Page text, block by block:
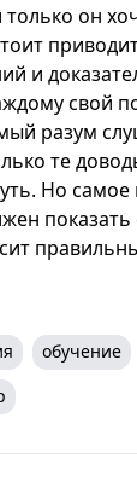
только он
и
свой
разум
те
Но самое
показать
обучение